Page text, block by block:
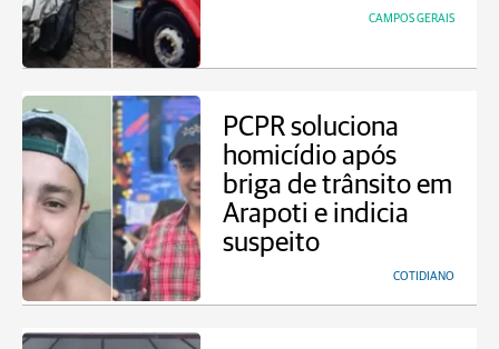
CAMPOS GERAIS
PCPR soluciona
homicídio após
briga de trânsito em
Arapoti e indicia
suspeito
COTIDIANO